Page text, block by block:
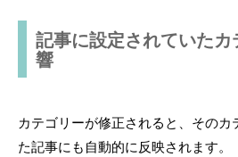
記事に設定されていた
響
カテゴリーが修正されると、その
た記事にも自動的に反映されます。